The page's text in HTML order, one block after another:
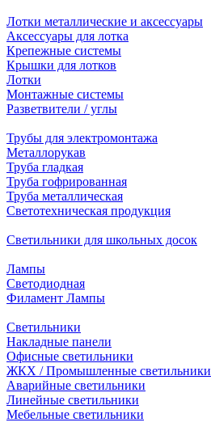
Лотки металлические и аксессуары
Аксессуары для лотка
Крепежные системы
Крышки для лотков
Лотки
Монтажные системы
Разветвители / углы
Трубы для электромонтажа
Металлорукав
Труба гладкая
Труба гофрированная
Труба металлическая
Светотехническая продукция
Светильники для школьных досок
Лампы
Светодиодная
Филамент Лампы
Светильники
Накладные панели
Офисные светильники
ЖКХ / Промышленные светильники
Аварийные светильники
Линейные светильники
Мебельные светильники